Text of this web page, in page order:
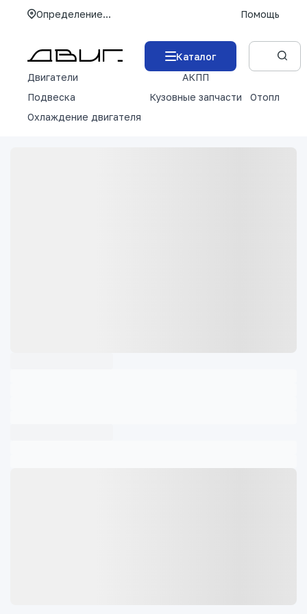
Определение... Помощь
Каталог
Двигатели
АКПП
Подвеска
Кузовные запчасти
Отопление
Охлаждение двигателя